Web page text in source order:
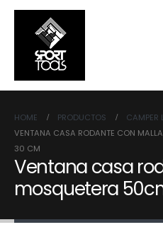
HOME PRODUCTOS
CAMPER
VENTANA CASA RODANTE CON
30 CM
Ventana casa
mosquetera